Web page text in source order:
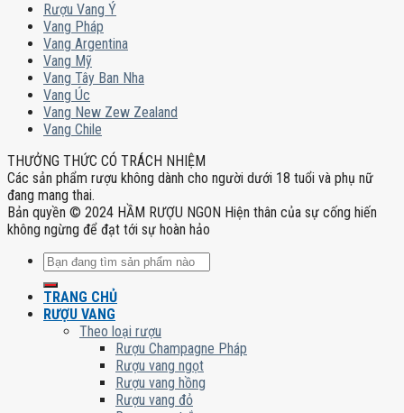
Rượu Vang Ý
Vang Pháp
Vang Argentina
Vang Mỹ
Vang Tây Ban Nha
Vang Úc
Vang New Zew Zealand
Vang Chile
THƯỞNG THỨC CÓ TRÁCH NHIỆM
Các sản phẩm rượu không dành cho người dưới 18 tuổi và phụ nữ
đang mang thai.
Bản quyền © 2024 HẦM RƯỢU NGON Hiện thân của sự cống hiến
không ngừng để đạt tới sự hoàn hảo
Tìm
TRANG CHỦ
RƯỢU VANG
Theo loại rượu
Rượu Champagne Pháp
Rượu vang ngọt
Rượu vang hồng
Rượu vang đỏ